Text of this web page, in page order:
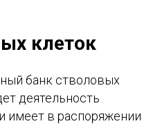
клеток
банк стволовых
деятельность
имеет в распоряжении